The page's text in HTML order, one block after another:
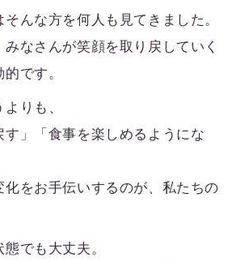
んな方を何人も見てきました。
なさんが笑顔を取り戻していく
です。
りも、
す」「食事を楽しめるようにな
化をお手伝いするのが、私たちの
でも大丈夫。